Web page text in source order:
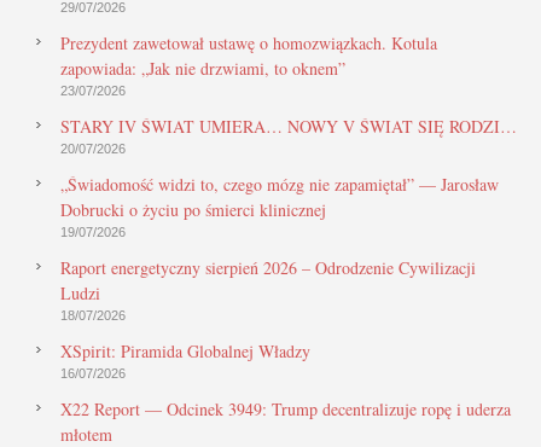
29/07/2026
Prezydent zawetował ustawę o homozwiązkach. Kotula
zapowiada: „Jak nie drzwiami, to oknem”
23/07/2026
STARY IV ŚWIAT UMIERA… NOWY V ŚWIAT SIĘ RODZI…
20/07/2026
„Świadomość widzi to, czego mózg nie zapamiętał” — Jarosław
Dobrucki o życiu po śmierci klinicznej
19/07/2026
Raport energetyczny sierpień 2026 – Odrodzenie Cywilizacji
Ludzi
18/07/2026
XSpirit: Piramida Globalnej Władzy
16/07/2026
X22 Report — Odcinek 3949: Trump decentralizuje ropę i uderza
młotem